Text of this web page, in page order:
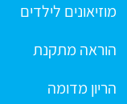
מוזיאונים לילדים
הוראה מתקנת
הריון מדומה